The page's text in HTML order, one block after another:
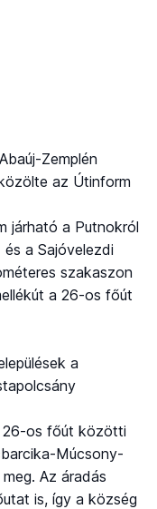
Zemplén
az Útinform
járható a Putnokról
a Sajóvelezdi
szakaszon
a 26-os főút
a
26-os főút közötti
Múcsony-
Az áradás
is, így a község